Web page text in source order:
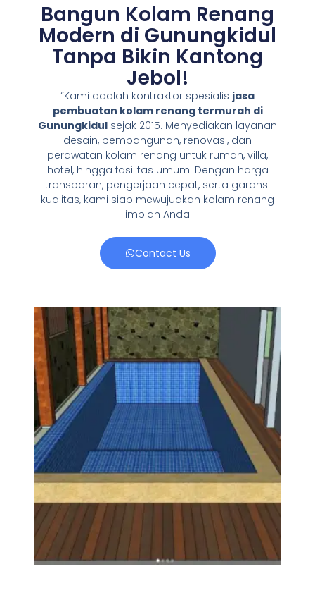
Bangun Kolam Renang
Modern di Gunungkidul
Tanpa Bikin Kantong
Jebol!
“Kami adalah kontraktor spesialis jasa
pembuatan kolam renang termurah di
Gunungkidul sejak 2015. Menyediakan layanan
desain, pembangunan, renovasi, dan
perawatan kolam renang untuk rumah, villa,
hotel, hingga fasilitas umum. Dengan harga
transparan, pengerjaan cepat, serta garansi
kualitas, kami siap mewujudkan kolam renang
impian Anda
Contact Us